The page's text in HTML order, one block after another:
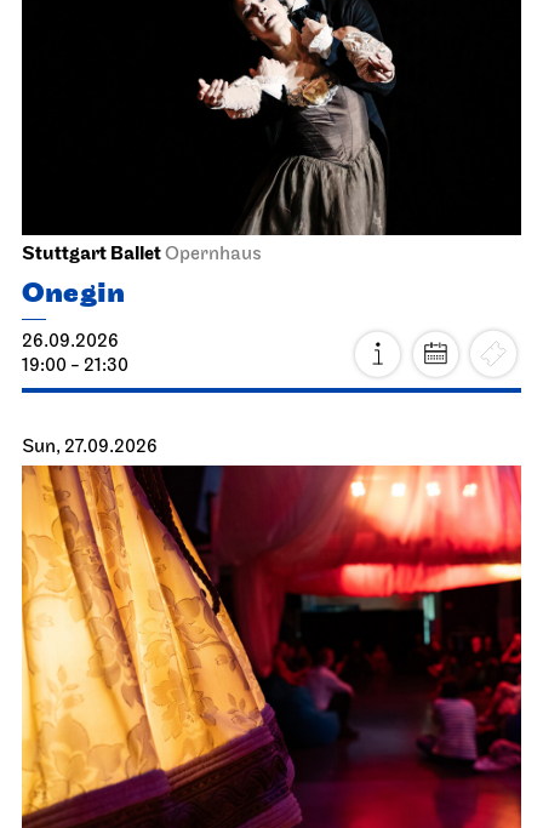
Stuttgart BalletOpernhaus
Onegin
26.09.2026
19:00 - 21:30
Sun, 27.09.2026